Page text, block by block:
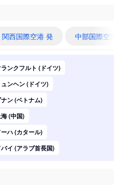
関西国際空港 発 中部国際空
ンクフルト (ドイツ)
ュンヘン (ドイツ)
ン (ベトナム)
(中国)
ーハ (カタール)
バイ (アラブ首長国)